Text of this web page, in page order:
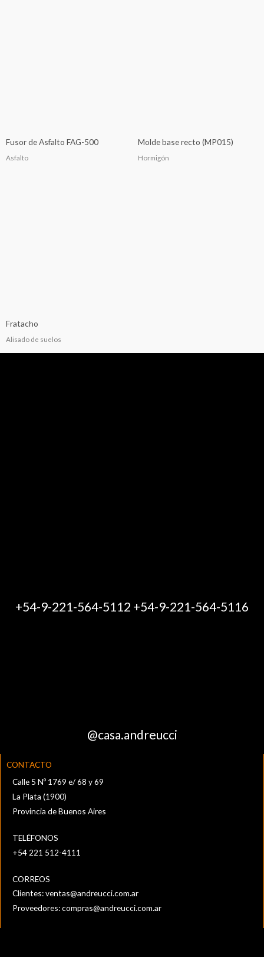
Fusor de Asfalto FAG-500
Asfalto
Molde base recto (MP015)
Hormigón
Fratacho
Alisado de suelos
+54-9-221-564-5112 +54-9-221-564-5116
@casa.andreucci
CONTACTO
Calle 5 Nº 1769 e/ 68 y 69
La Plata (1900)
Provincia de Buenos Aires
TELÉFONOS
+54 221 512-4111‬
CORREOS
Clientes:ventas@andreucci.com.ar
Proveedores:compras@andreucci.com.ar